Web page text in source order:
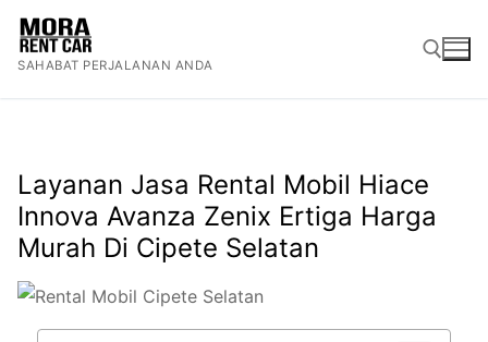
Lompat
konten
SAHABAT PERJALANAN ANDA
Layanan Jasa Rental Mobil Hiace
Innova Avanza Zenix Ertiga Harga
Murah Di Cipete Selatan